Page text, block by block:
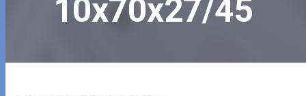
10x70x27/45